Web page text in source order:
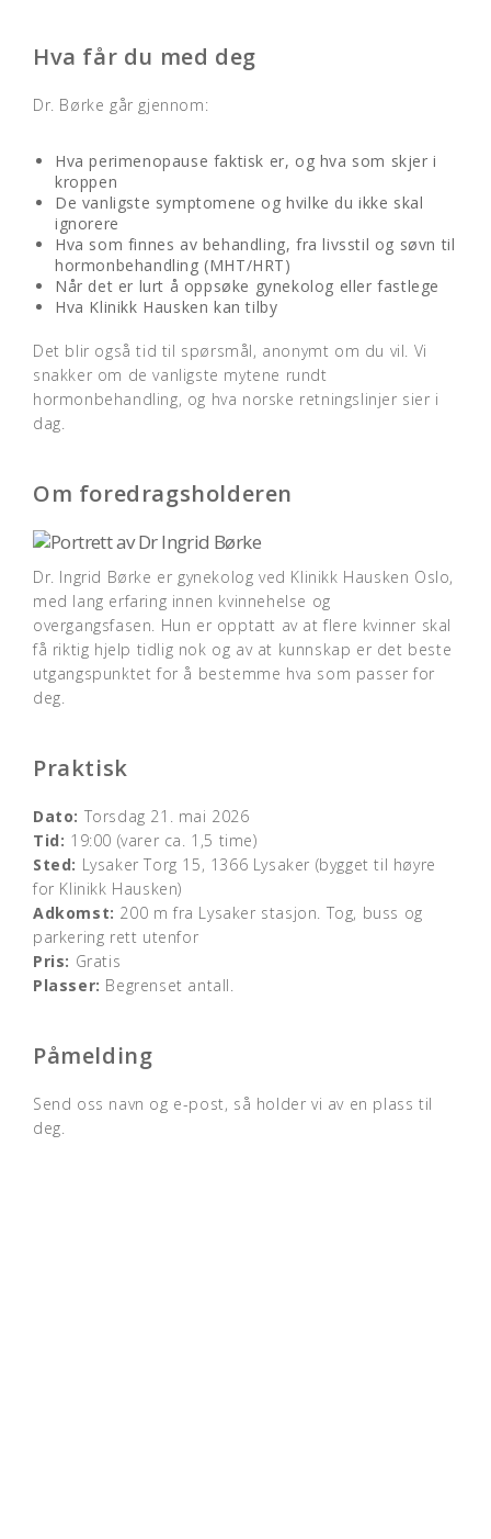
Hva får du med deg
Dr. Børke går gjennom:
Hva perimenopause faktisk er, og hva som skjer i
kroppen
De vanligste symptomene og hvilke du ikke skal
ignorere
Hva som finnes av behandling, fra livsstil og søvn til
hormonbehandling (MHT/HRT)
Når det er lurt å oppsøke gynekolog eller fastlege
Hva Klinikk Hausken kan tilby
Det blir også tid til spørsmål, anonymt om du vil. Vi
snakker om de vanligste mytene rundt
hormonbehandling, og hva norske retningslinjer sier i
dag.
Om foredragsholderen
Dr. Ingrid Børke er gynekolog ved Klinikk Hausken Oslo,
med lang erfaring innen kvinnehelse og
overgangsfasen. Hun er opptatt av at flere kvinner skal
få riktig hjelp tidlig nok og av at kunnskap er det beste
utgangspunktet for å bestemme hva som passer for
deg.
Praktisk
Dato: Torsdag 21. mai 2026
Tid: 19:00 (varer ca. 1,5 time)
Sted: Lysaker Torg 15, 1366 Lysaker (bygget til høyre
for Klinikk Hausken)
Adkomst: 200 m fra Lysaker stasjon. Tog, buss og
parkering rett utenfor
Pris: Gratis
Plasser: Begrenset antall.
Påmelding
Send oss navn og e-post, så holder vi av en plass til
deg.